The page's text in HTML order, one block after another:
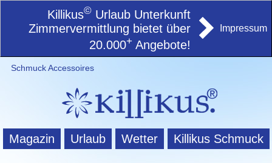
Killikus© Urlaub Unterkunft
Zimmervermittlung bietet über
20.000+ Angebote!
Impressum
Schmuck Accessoires
Magazin Urlaub Wetter Killikus Schmuck